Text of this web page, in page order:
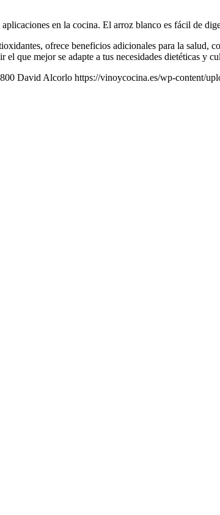
en la cocina. El arroz blanco es fácil de
ofrece beneficios adicionales para la salud,
que mejor se adapte a tus necesidades dietéticas y
800 David Alcorlo https://vinoycocina.es/wp-content/